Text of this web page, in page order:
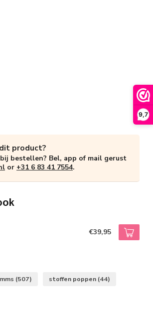
9,7
product?
bestellen? Bel, app of mail gerust
or +31 6 83 41 7554.
€39,95
(507) stoffen poppen (44)